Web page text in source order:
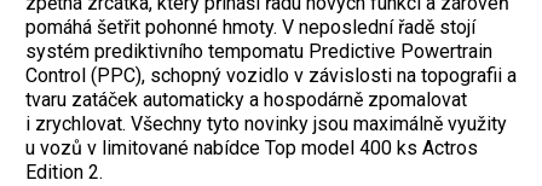
pomáhá šetřit pohonné hmoty. V neposlední řadě stojí
systém ­prediktivního tempomatu Predictive Powertrain
Control (PPC), schopný vozidlo v závislosti na topografii a
tvaru zatáček automaticky a hospodárně zpomalovat
i zrychlovat. Všechny tyto novinky jsou maximálně využity
u vozů v limitované nabídce Top model 400 ks Actros
Edition 2.